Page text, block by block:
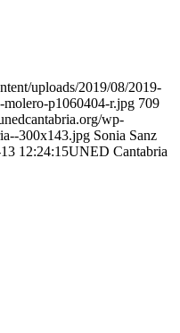
uploads/2019/08/2019-
molero-p1060404-r.jpg 709
wp-
300x143.jpg Sonia Sanz
12:24:15UNED Cantabria